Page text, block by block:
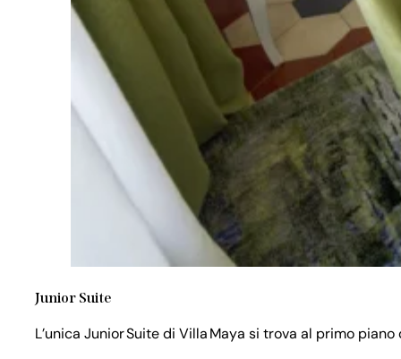
Junior Suite
L’unica Junior Suite di Villa Maya si trova al primo